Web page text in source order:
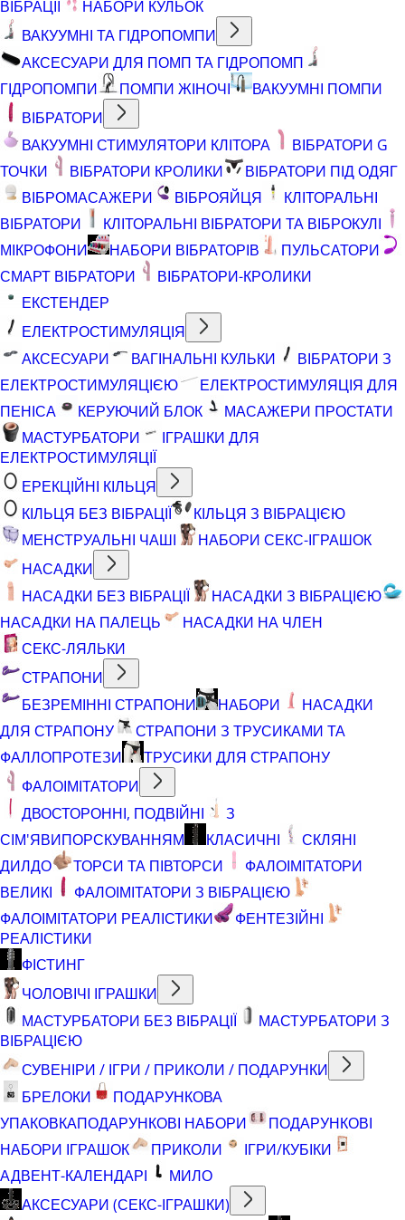
ВІБРАЦІЇ
НАБОРИ КУЛЬОК
ВАКУУМНІ ТА ГІДРОПОМПИ
АКСЕСУАРИ ДЛЯ ПОМП ТА ГІДРОПОМП
ГІДРОПОМПИ
ПОМПИ ЖІНОЧІ
ВАКУУМНІ ПОМПИ
ВІБРАТОРИ
ВАКУУМНІ СТИМУЛЯТОРИ КЛІТОРА
ВІБРАТОРИ G
ТОЧКИ
ВІБРАТОРИ КРОЛИКИ
ВІБРАТОРИ ПІД ОДЯГ
ВІБРОМАСАЖЕРИ
ВІБРОЯЙЦЯ
КЛІТОРАЛЬНІ
ВІБРАТОРИ
КЛІТОРАЛЬНІ ВІБРАТОРИ ТА ВІБРОКУЛІ
МІКРОФОНИ
НАБОРИ ВІБРАТОРІВ
ПУЛЬСАТОРИ
СМАРТ ВІБРАТОРИ
ВІБРАТОРИ-КРОЛИКИ
ЕКСТЕНДЕР
ЕЛЕКТРОСТИМУЛЯЦІЯ
АКСЕСУАРИ
ВАГІНАЛЬНІ КУЛЬКИ
ВІБРАТОРИ З
ЕЛЕКТРОСТИМУЛЯЦІЄЮ
ЕЛЕКТРОСТИМУЛЯЦІЯ ДЛЯ
ПЕНІСА
КЕРУЮЧИЙ БЛОК
МАСАЖЕРИ ПРОСТАТИ
МАСТУРБАТОРИ
ІГРАШКИ ДЛЯ
ЕЛЕКТРОСТИМУЛЯЦІЇ
ЕРЕКЦІЙНІ КІЛЬЦЯ
КІЛЬЦЯ БЕЗ ВІБРАЦІЇ
КІЛЬЦЯ З ВІБРАЦІЄЮ
МЕНСТРУАЛЬНІ ЧАШІ
НАБОРИ СЕКС-ІГРАШОК
НАСАДКИ
НАСАДКИ БЕЗ ВІБРАЦІЇ
НАСАДКИ З ВІБРАЦІЄЮ
НАСАДКИ НА ПАЛЕЦЬ
НАСАДКИ НА ЧЛЕН
СЕКС-ЛЯЛЬКИ
СТРАПОНИ
БЕЗРЕМІННІ СТРАПОНИ
НАБОРИ
НАСАДКИ
ДЛЯ СТРАПОНУ
СТРАПОНИ З ТРУСИКАМИ ТА
ФАЛЛОПРОТЕЗИ
ТРУСИКИ ДЛЯ СТРАПОНУ
ФАЛОІМІТАТОРИ
ДВОСТОРОННІ, ПОДВІЙНІ
З
СІМ'ЯВИПОРСКУВАННЯМ
КЛАСИЧНІ
СКЛЯНІ
ДИЛДО
ТОРСИ ТА ПІВТОРСИ
ФАЛОІМІТАТОРИ
ВЕЛИКІ
ФАЛОІМІТАТОРИ З ВІБРАЦІЄЮ
ФАЛОІМІТАТОРИ РЕАЛІСТИКИ
ФЕНТЕЗІЙНІ
РЕАЛІСТИКИ
ФІСТИНГ
ЧОЛОВІЧІ ІГРАШКИ
МАСТУРБАТОРИ БЕЗ ВІБРАЦІЇ
МАСТУРБАТОРИ З
ВІБРАЦІЄЮ
СУВЕНІРИ / ІГРИ / ПРИКОЛИ / ПОДАРУНКИ
БРЕЛОКИ
ПОДАРУНКОВА
УПАКОВКАПОДАРУНКОВІ НАБОРИ
ПОДАРУНКОВІ
НАБОРИ ІГРАШОК
ПРИКОЛИ
ІГРИ/КУБІКИ
АДВЕНТ-КАЛЕНДАРІ
МИЛО
АКСЕСУАРИ (СЕКС-ІГРАШКИ)